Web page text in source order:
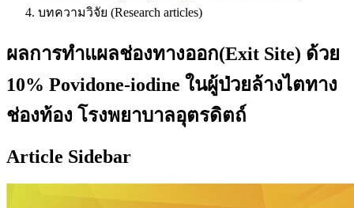
บทความวิจัย (Research articles)
ผลการทำแผลช่องทางออก(Exit Site) ด้วย
10% Povidone-iodine ในผู้ป่วยล้างไตทาง
ช่องท้อง โรงพยาบาลอุตรดิตถ์
Article Sidebar